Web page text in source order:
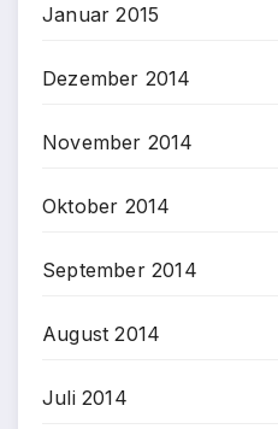
Januar 2015
Dezember 2014
November 2014
Oktober 2014
September 2014
August 2014
Juli 2014